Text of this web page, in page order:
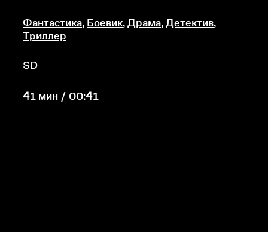
Фантастика, Боевик, Драма, Детектив,
Триллер
SD
41 мин / 00:41